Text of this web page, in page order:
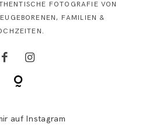
FOTOGRAFIE VON
FAMILIEN &
auf Instagram